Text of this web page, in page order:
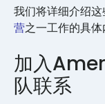
我们将详细介绍
营之一工作的具体
加入
队联系